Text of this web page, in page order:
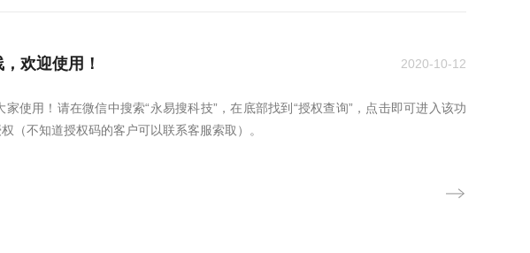
欢迎使用！ 2020-10-12
使用！请在微信中搜索“永易搜科技”，在底部找到“授权查询”，点击即可进入该功
（不知道授权码的客户可以联系客服索取）。